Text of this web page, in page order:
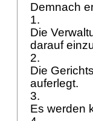
Demnach
1.
Die
darauf
2.
Die
auferlegt.
3.
Es werden